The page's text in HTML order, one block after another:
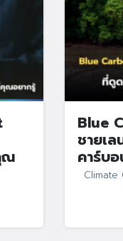
ณ
Blue
ชายเ
คาร์บ
Climate